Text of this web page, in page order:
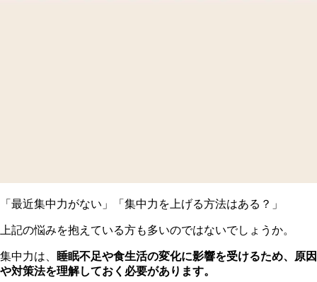
「最近集中力がない」「集中力を上げる方法はある？」
上記の悩みを抱えている方も多いのではないでしょうか。
集中力は、 睡眠不足や食生活の変化に影響を受けるため、原因
や対策法を理解しておく必要があります。